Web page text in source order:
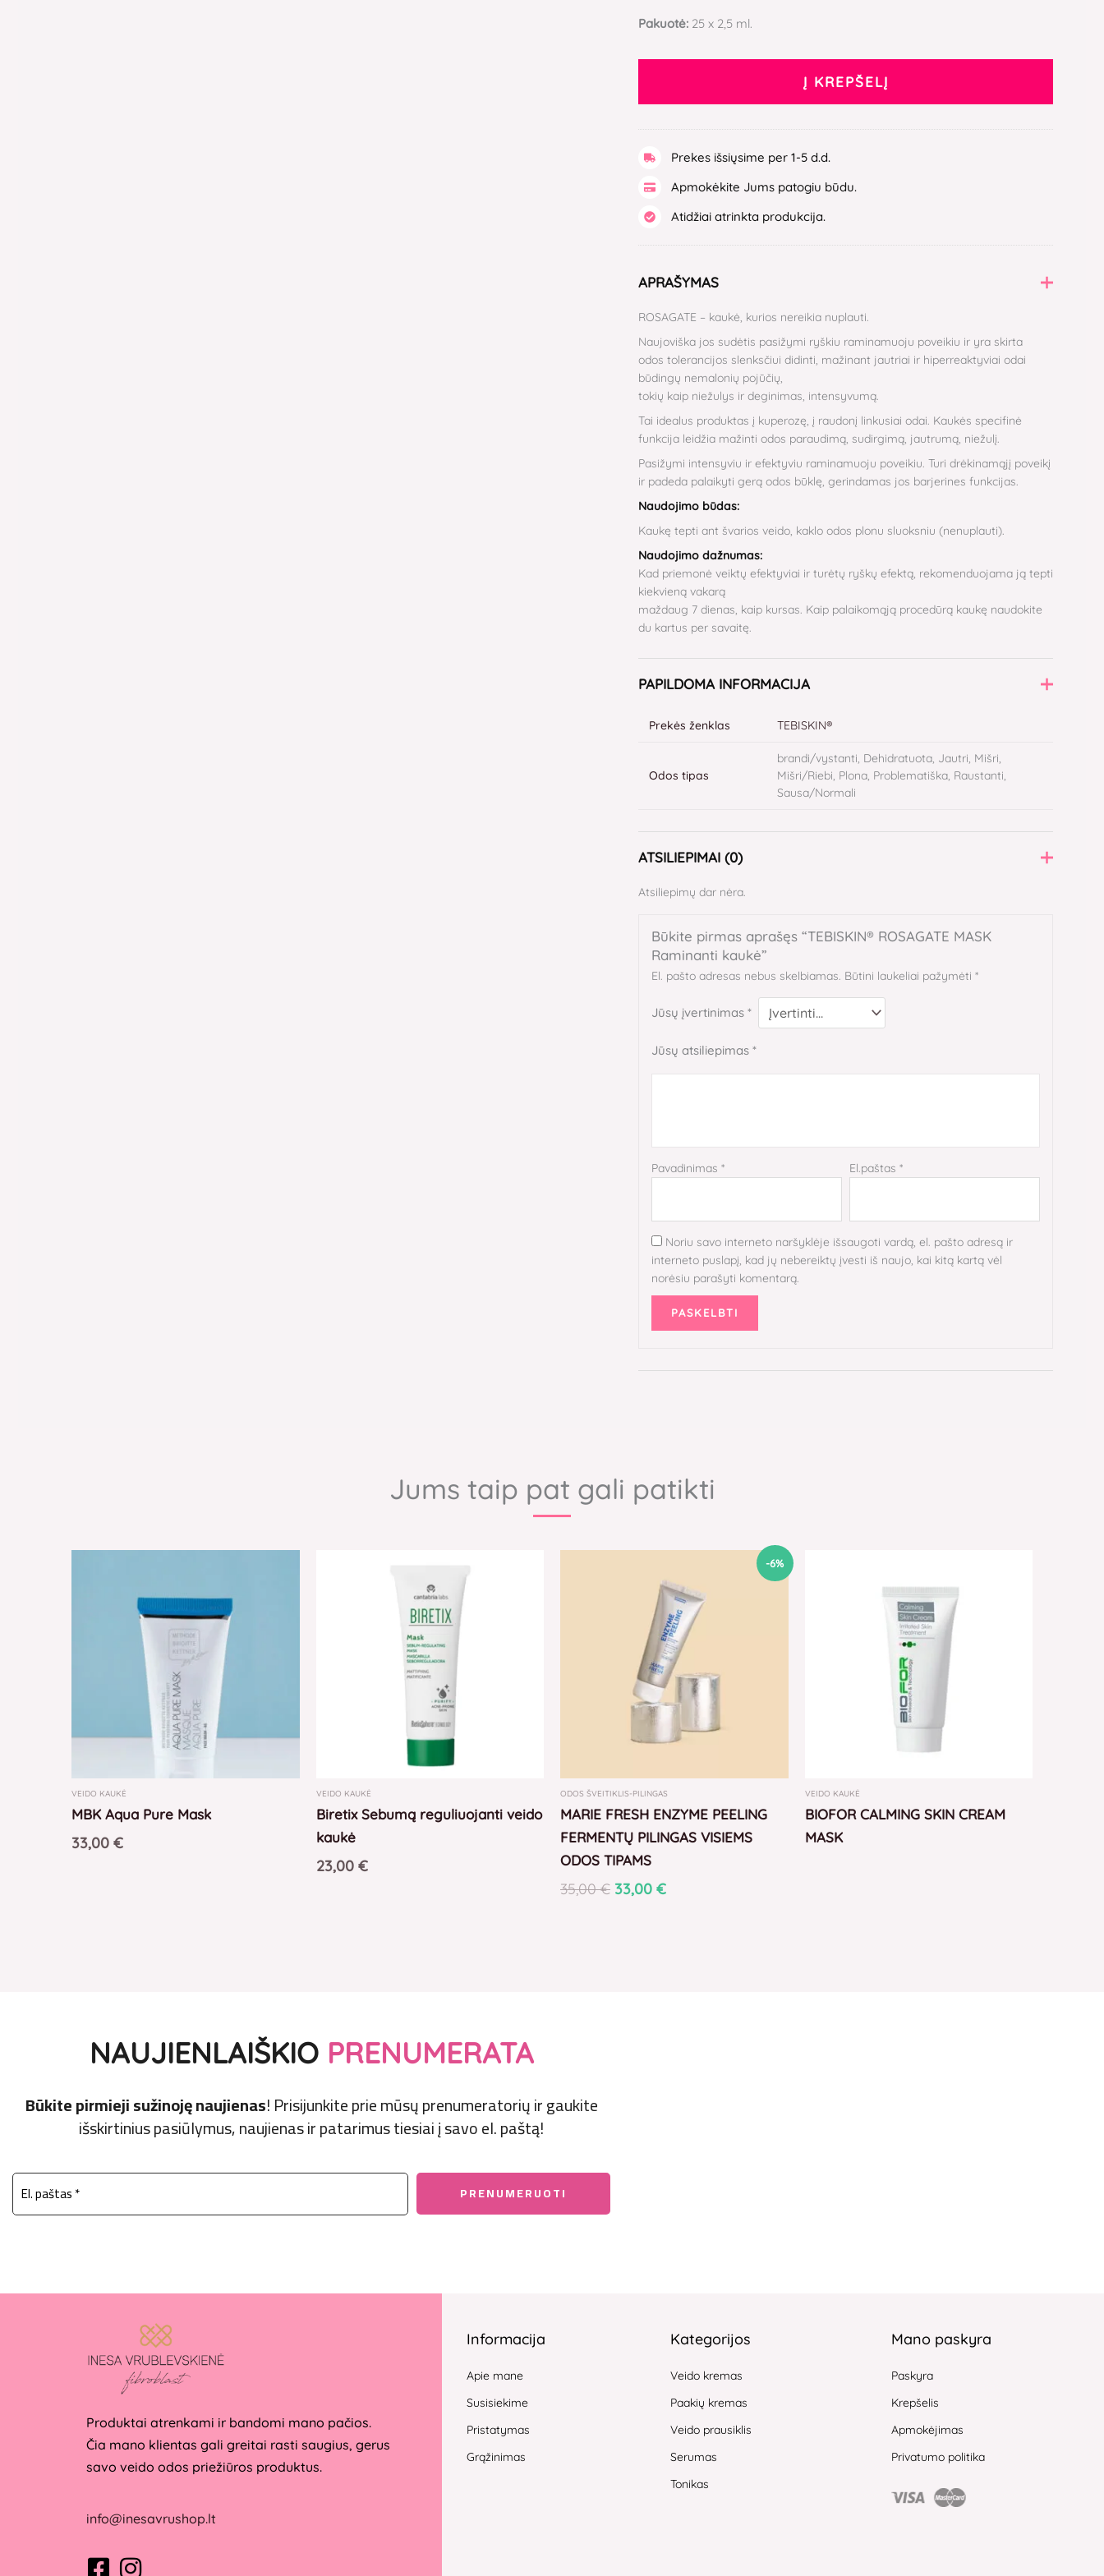
Pakuotė: 25 x 2,5 ml.
Į KREPŠELĮ
Prekes išsiųsime per 1-5 d.d.
Apmokėkite Jums patogiu būdu.
Atidžiai atrinkta produkcija.
APRAŠYMAS
ROSAGATE – kaukė, kurios nereikia nuplauti.
Naujoviška jos sudėtis pasižymi ryškiu raminamuoju poveikiu ir yra skirta
odos tolerancijos slenksčiui didinti, mažinant jautriai ir hiperreaktyviai odai
būdingų nemalonių pojūčių,
tokių kaip niežulys ir deginimas, intensyvumą.
Tai idealus produktas į kuperozę, į raudonį linkusiai odai. Kaukės specifinė
funkcija leidžia mažinti odos paraudimą, sudirgimą, jautrumą, niežulį.
Pasižymi intensyviu ir efektyviu raminamuoju poveikiu. Turi drėkinamąjį poveikį
ir padeda palaikyti gerą odos būklę, gerindamas jos barjerines funkcijas.
Naudojimo būdas:
Kaukę tepti ant švarios veido, kaklo odos plonu sluoksniu (nenuplauti).
Naudojimo dažnumas:
Kad priemonė veiktų efektyviai ir turėtų ryškų efektą, rekomenduojama ją tepti
kiekvieną vakarą
maždaug 7 dienas, kaip kursas. Kaip palaikomąją procedūrą kaukę naudokite
du kartus per savaitę.
PAPILDOMA INFORMACIJA
Prekės ženklas TEBISKIN®
Odos tipas
brandi/vystanti, Dehidratuota, Jautri, Mišri,
Mišri/Riebi, Plona, Problematiška, Raustanti,
Sausa/Normali
ATSILIEPIMAI (0)
Atsiliepimų dar nėra.
Būkite pirmas aprašęs “TEBISKIN® ROSAGATE MASK
Raminanti kaukė”
El. pašto adresas nebus skelbiamas. Būtini laukeliai pažymėti *
Jūsų įvertinimas *
Jūsų atsiliepimas *
Pavadinimas * El.paštas*
Noriu savo interneto naršyklėje išsaugoti vardą, el. pašto adresą ir
interneto puslapį, kad jų nebereiktų įvesti iš naujo, kai kitą kartą vėl
norėsiu parašyti komentarą.
Jums taip pat gali patikti
VEIDO KAUKĖ
MBK Aqua Pure Mask
33,00 €
VEIDO KAUKĖ
Biretix Sebumą reguliuojanti veido
kaukė
23,00 €
-6%
ODOS ŠVEITIKLIS-PILINGAS
MARIE FRESH ENZYME PEELING
FERMENTŲ PILINGAS VISIEMS
ODOS TIPAMS
35,00€
35,00 €.
33,00 €
price
is:
33,00 €.
VEIDO KAUKĖ
BIOFOR CALMING SKIN CREAM
MASK
NAUJIENLAIŠKIO PRENUMERATA
Būkite pirmieji sužinoję naujienas! Prisijunkite prie mūsų prenumeratorių ir gaukite
išskirtinius pasiūlymus, naujienas ir patarimus tiesiai į savo el. paštą!
Produktai atrenkami ir bandomi mano pačios.
Čia mano klientas gali greitai rasti saugius, gerus
savo veido odos priežiūros produktus.
info@inesavrushop.lt
Informacija
Apie mane
Susisiekime
Pristatymas
Grąžinimas
Kategorijos
Veido kremas
Paakių kremas
Veido prausiklis
Serumas
Tonikas
Mano paskyra
Paskyra
Krepšelis
Apmokėjimas
Privatumo politika